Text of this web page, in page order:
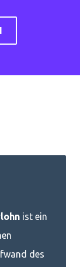
ist ein
des